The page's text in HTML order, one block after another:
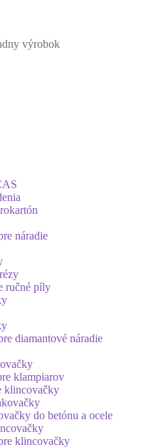
výrobok
náradie
ručné píly
diamantové náradie
klampiarov
klincovačky
do betónu a ocele
klincovačky